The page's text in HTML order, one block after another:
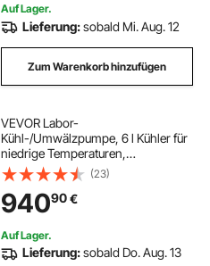
Auf Lager.
Lieferung:sobald Mi. Aug. 12
Zum Warenkorb hinzufügen
VEVOR Labor-
Kühl-/Umwälzpumpe, 6 l Kühler für
niedrige Temperaturen,
Kühlflüssigkeit im Labor, -20 °C bis
100 °C, Umwälzpumpen-Kühler,
LCD-Display, Wasserbad-
Umwälzkühler aus Edelstahl 304
(23)
94090€
Auf Lager.
Lieferung:sobald Do. Aug. 13